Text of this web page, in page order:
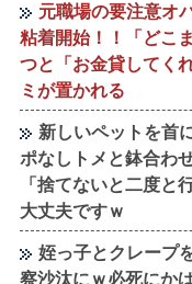
元職場の要注意オ
粘着開始！！「どこ
つと「お金貸してく
ミが置かれる
新しいペットを首
ポなしトメと鉢合わ
「捨てないと二度
大丈夫ですｗ
姪っ子とクレープ
察沙汰にｗ必死にか